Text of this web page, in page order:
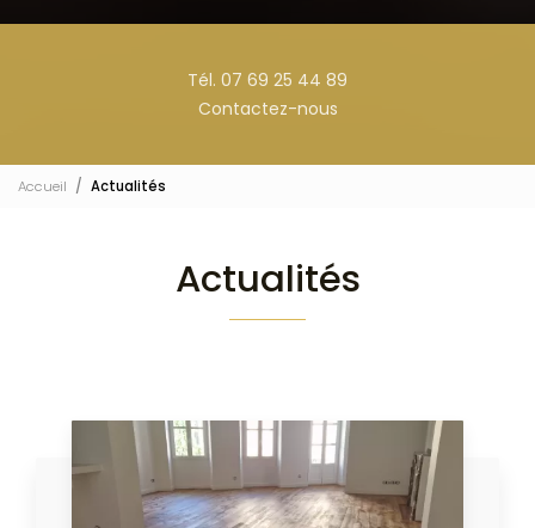
Tél. 07 69 25 44 89
Contactez-nous
Accueil Actualités
Actualités